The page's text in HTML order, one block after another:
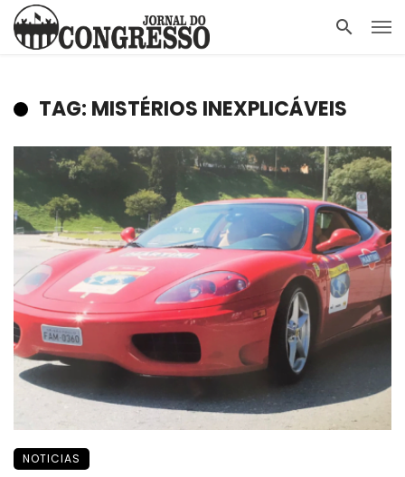
TAG: MISTÉRIOS INEXPLICÁVEIS
NOTICIAS